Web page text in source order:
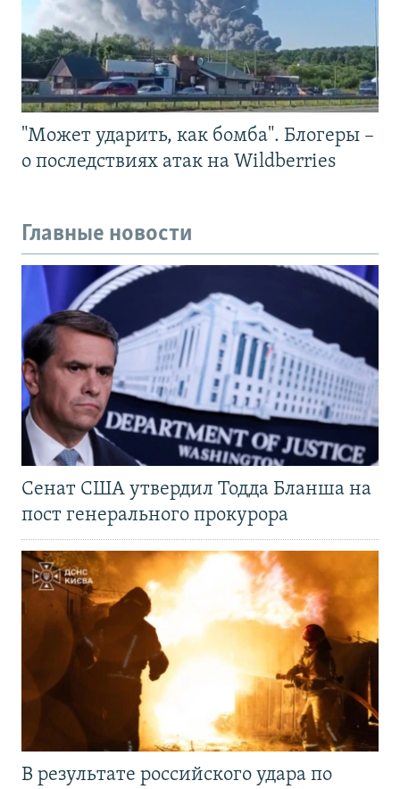
"Может ударить, как бомба". Блогеры –
о последствиях атак на Wildberries
Главные новости
Сенат США утвердил Тодда Бланша на
пост генерального прокурора
В результате российского удара по